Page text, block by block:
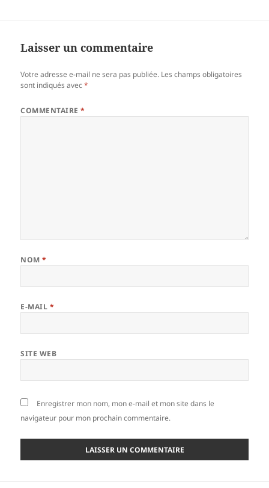
Laisser un commentaire
Votre adresse e-mail ne sera pas publiée. Les champs obligatoires
sont indiqués avec*
COMMENTAIRE*
NOM*
E-MAIL *
SITE WEB
Enregistrer mon nom, mon e-mail et mon site dans le
navigateur pour mon prochain commentaire.